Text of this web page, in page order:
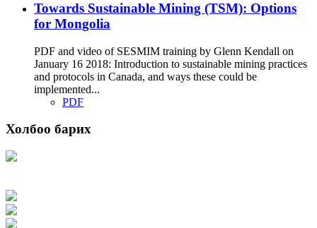
Towards Sustainable Mining (TSM): Options
for Mongolia
PDF and video of SESMIM training by Glenn Kendall on
January 16 2018: Introduction to sustainable mining practices
and protocols in Canada, and ways these could be
implemented...
PDF
Холбоо барих